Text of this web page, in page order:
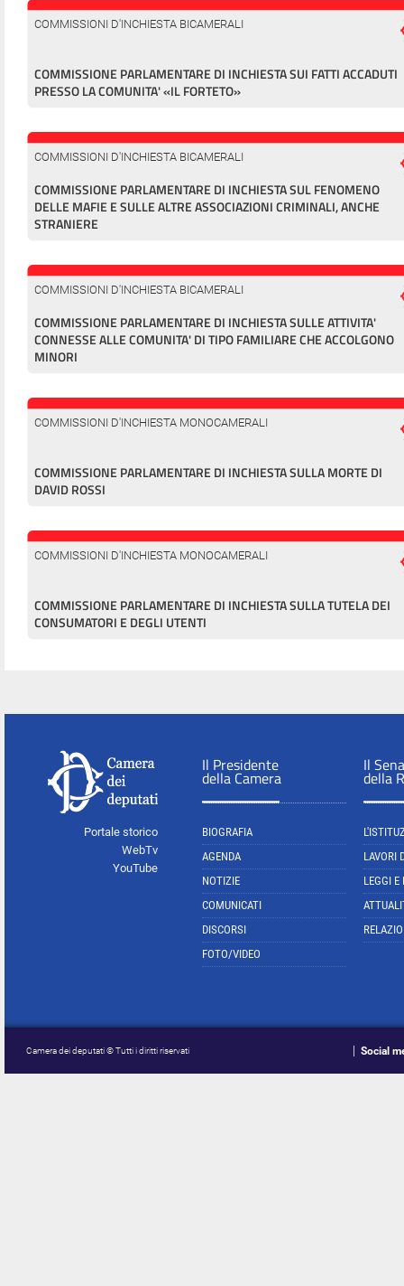
COMMISSIONI D'INCHIESTA BICAMERALI
COMMISSIONE PARLAMENTARE DI INCHIESTA SUI FATTI ACCADUTI
PRESSO LA COMUNITA' «IL FORTETO»
COMMISSIONI D'INCHIESTA BICAMERALI
COMMISSIONE PARLAMENTARE DI INCHIESTA SUL FENOMENO
DELLE MAFIE E SULLE ALTRE ASSOCIAZIONI CRIMINALI, ANCHE
STRANIERE
COMMISSIONI D'INCHIESTA BICAMERALI
COMMISSIONE PARLAMENTARE DI INCHIESTA SULLE ATTIVITA'
CONNESSE ALLE COMUNITA' DI TIPO FAMILIARE CHE ACCOLGONO
MINORI
COMMISSIONI D'INCHIESTA MONOCAMERALI
COMMISSIONE PARLAMENTARE DI INCHIESTA SULLA MORTE DI
DAVID ROSSI
COMMISSIONI D'INCHIESTA MONOCAMERALI
COMMISSIONE PARLAMENTARE DI INCHIESTA SULLA TUTELA DEI
CONSUMATORI E DEGLI UTENTI
Portale storico
WebTv
YouTube
Il Presidente
della Camera
BIOGRAFIA
AGENDA
NOTIZIE
COMUNICATI
DISCORSI
FOTO/VIDEO
Il
della
LAVORI
LEGGI E
Camera dei deputati © Tutti i diritti riservati Social